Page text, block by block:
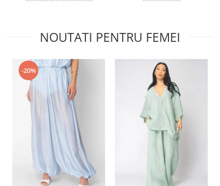
NOUTATI PENTRU FEMEI
-20%